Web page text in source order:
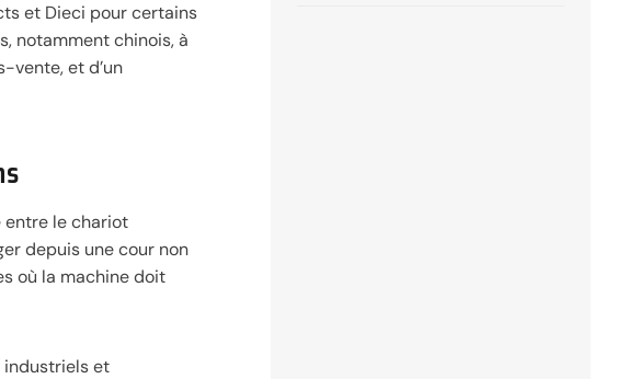
et Dieci pour certains
notamment chinois, à
vente, et d’un
entre le chariot
depuis une cour non
où la machine doit
industriels et